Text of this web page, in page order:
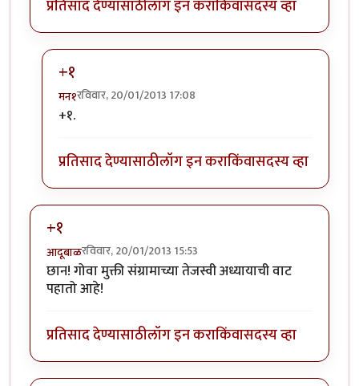
प्रतिसाद देण्यासाठीलॉग इन कराकिंवासदस्य व्हा
+१
मन१रविवार, 20/01/2013 17:08
In reply to
+१.
प्रतिसाद देण्यासाठीलॉग इन कराकिंवासदस्य व्हा
+१
आदूबाळरविवार, 20/01/2013 15:53
छान! गोवा मुक्ती संग्रामाच्या तेजस्वी अध्यायाची वाट
पहातो आहे!
प्रतिसाद देण्यासाठीलॉग इन कराकिंवासदस्य व्हा